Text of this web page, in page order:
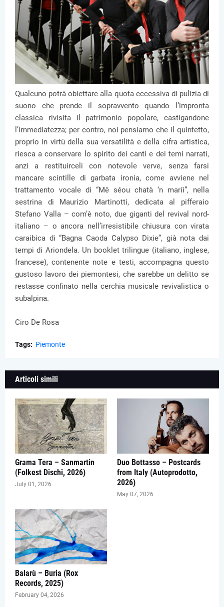
Qualcuno potrà obiettare alla quota eccessiva di pulizia di
suono che prende il sopravvento quando l’impronta
classica rivisita il patrimonio popolare, castigandone
l’immediatezza; per contro, noi pensiamo che il quintetto,
proprio in virtù della sua versatilità e della cifra artistica,
riesca a conservare lo spirito dei canti e dei temi narrati,
anzi a restituirceli con notevole verve, senza farsi
mancare scintille di garbata ironia, come avviene nel
trattamento vocale di “Më séou chatà ‘n mariì”, nella
sestrina di Maurizio Martinotti, dedicata al pifferaio
Stefano Valla – com’è noto, due giganti del revival nord-
italiano – o ancora nell’irresistibile chiusura con virata
caraibica di “Bagna Caoda Calypso Dixie”, già nota dai
tempi di Ariondela. Un booklet trilingue (italiano, inglese,
francese), contenente note e testi, accompagna questo
gustoso lavoro dei piemontesi, che sarebbe un delitto se
restasse confinato nella cerchia musicale revivalistica o
subalpina.
Ciro De Rosa
Tags: Piemonte
Articoli simili
Grama Tera – Sanmartin
(Folkest Dischi, 2026)
July 01, 2026
Duo Bottasso – Postcards
from Italy (Autoprodotto,
2026)
May 07, 2026
Balarù – Buria (Rox
Records, 2025)
February 04, 2026